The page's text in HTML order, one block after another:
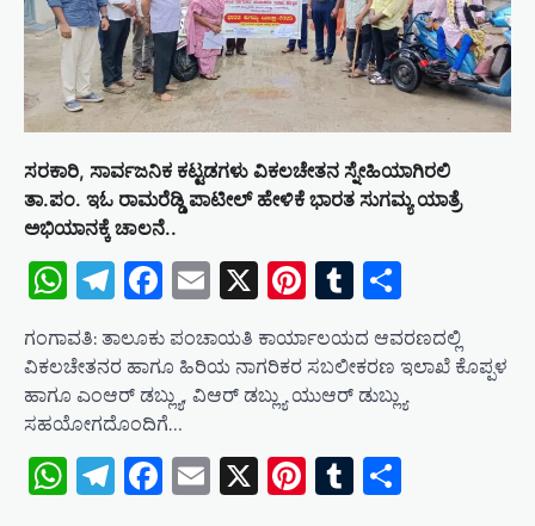
ಸರಕಾರಿ, ಸಾರ್ವಜನಿಕ ಕಟ್ಟಡಗಳು ವಿಕಲಚೇತನ ಸ್ನೇಹಿಯಾಗಿರಲಿ
ತಾ.ಪಂ. ಇಓ ರಾಮರೆಡ್ಡಿ ಪಾಟೀಲ್ ಹೇಳಿಕೆ ಭಾರತ ಸುಗಮ್ಯ ಯಾತ್ರೆ
ಅಭಿಯಾನಕ್ಕೆ ಚಾಲನೆ..
WhatsApp
Telegram
Facebook
Email
X Pinterest
Tumblr
ಗಂಗಾವತಿ: ತಾಲೂಕು ಪಂಚಾಯತಿ ಕಾರ್ಯಾಲಯದ ಆವರಣದಲ್ಲಿ
ವಿಕಲಚೇತನರ ಹಾಗೂ ಹಿರಿಯ ನಾಗರಿಕರ ಸಬಲೀಕರಣ ಇಲಾಖೆ ಕೊಪ್ಪಳ
ಹಾಗೂ ಎಂಆರ್ ಡಬ್ಲ್ಯು, ವಿಆರ್ ಡಬ್ಲ್ಯು ಯುಆರ್ ಡುಬ್ಲ್ಯು
ಸಹಯೋಗದೊಂದಿಗೆ…
WhatsApp
Telegram
Facebook
Email
X Pinterest
Tumblr